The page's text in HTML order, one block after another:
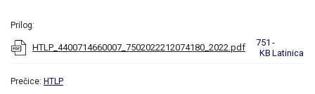
Prilog:
HTLP_4400714660007_7502022212074180_2022.pdf
751
KB
-
Latinica
Prečice: HTLP